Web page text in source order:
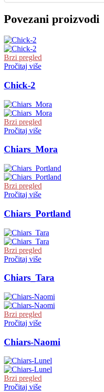
Povezani proizvodi
Brzi pregled
Pročitaj više
Chick-2
Brzi pregled
Pročitaj više
Chiars_Mora
Brzi pregled
Pročitaj više
Chiars_Portland
Brzi pregled
Pročitaj više
Chiars_Tara
Brzi pregled
Pročitaj više
Chiars-Naomi
Brzi pregled
Pročitaj više